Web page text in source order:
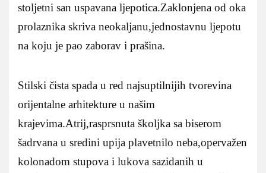
stoljetni san uspavana ljepotica.Zaklonjena od oka
prolaznika skriva neokaljanu,jednostavnu ljepotu
na koju je pao zaborav i prašina.
Stilski čista spada u red najsuptilnijih tvorevina
orijentalne arhitekture u našim
krajevima.Atrij,rasprsnuta školjka sa biserom
šadrvana u sredini upija plavetnilo neba,opervažen
kolonadom stupova i lukova sazidanih u